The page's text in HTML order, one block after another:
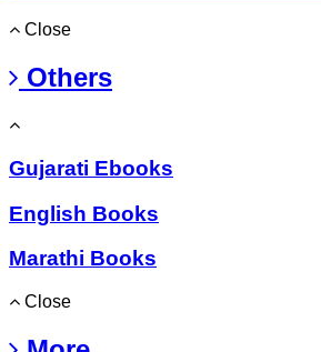
Close
Others
Gujarati Ebooks
English Books
Marathi Books
Close